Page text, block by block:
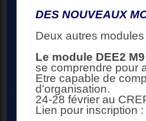
DES NOUVEAUX
Deux autres
Le module DEE2 M9
se comprendre pour
Etre capable de
d'organisation.
24-28 février au
Lien pour inscription :